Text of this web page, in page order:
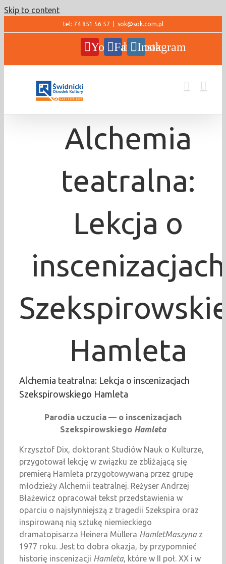
Skip to content
tel: 74 851 56 57 sok@sok.com.pl
YouTubeFacebookInstagram
Alchemia
teatralna:
Lekcja o
inscenizacjach
Hamleta
Alchemia teatralna: Lekcja o inscenizacjach
Szekspirowskiego Hamleta
Parodia uczucia — o inscenizacjach
Szekspirowskiego Hamleta
Krzysztof Dix, doktorant Studiów Nauk o Kulturze,
przygotował lekcję w związku ze zbliżającą się
premierą Hamleta przygotowywaną przez grupę
młodzieży Alchemii teatralnej. Reżyser Andrzej
Błażewicz opracował tekst przedstawienia w
oparciu o najsłynniejszą z tragedii Szekspira oraz
inspirowaną nią sztukę niemieckiego
dramatopisarza Heinera Müllera HamletMaszynaz
1977 roku. Jest to dobra okazja, by przypomnieć
historię inscenizacji Hamleta, które w II poł. XX i w